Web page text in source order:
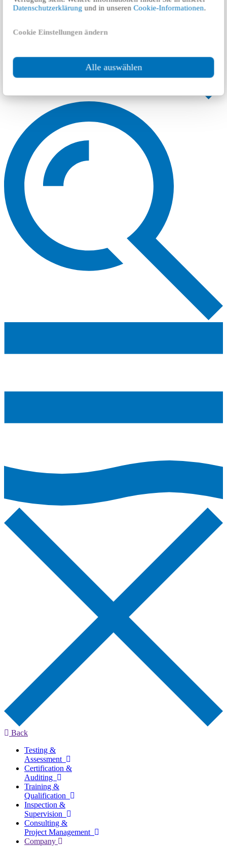
Datenschutzerklärung und in unserenCookie-Informationen.
Cookie Einstellungen ändern
Alle auswählen
Back
Testing &
Assessment
Certification &
Auditing
Training &
Qualification
Inspection &
Supervision
Consulting &
Project Management
Company